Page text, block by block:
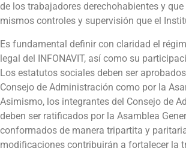
de los trabajadores derechohabientes y
mismos controles y supervisión que el
Es fundamental definir con claridad el
legal del INFONAVIT, así como su
Los estatutos sociales deben ser
Consejo de Administración como por la
Asimismo, los integrantes del Consejo de
deben ser ratificados por la Asamblea
conformados de manera tripartita y
modificaciones contribuirán a fortalecer la